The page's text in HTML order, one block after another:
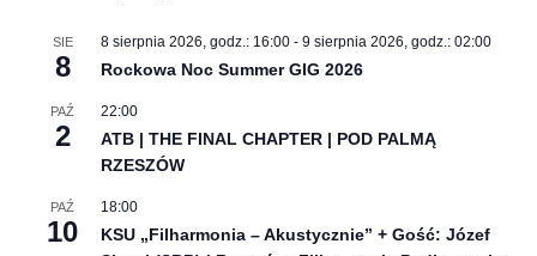
SIE
8
8 sierpnia 2026, godz.: 16:00 - 9 sierpnia 2026, godz.: 02:00
Rockowa Noc Summer GIG 2026
PAŹ
2
22:00
ATB | THE FINAL CHAPTER | POD PALMĄ
RZESZÓW
PAŹ
10
18:00
KSU „Filharmonia – Akustycznie” + Gość: Józef